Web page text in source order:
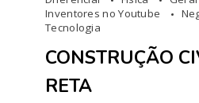
Inventores no Youtube
Tecnologia
CONSTRUÇÃO
RETA